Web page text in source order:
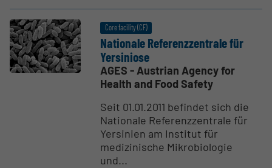
Core facility (CF)
Nationale Referenzzen­trale für
Yersiniose
AGES - Austrian Agency for
Health and Food Safety
Seit 01.01.2011 befindet sich die
Nationale Referenzzentrale für
Yersinien am Institut für
medizinische Mikrobiologie
und...